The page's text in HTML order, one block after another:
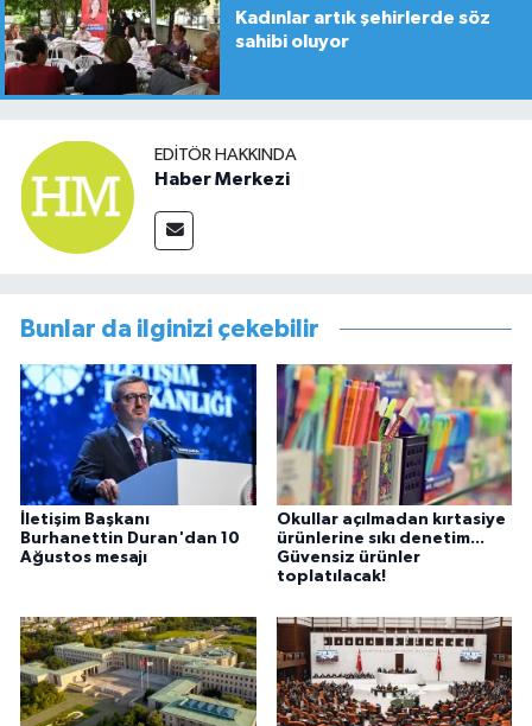
Kadınlar artık şehirlerde söz
sahibi oluyor
EDITÖR HAKKINDA
Haber Merkezi
Bunlar da ilginizi çekebilir
İletişim Başkanı
Burhanettin Duran'dan 10
Ağustos mesajı
Okullar açılmadan kırtasiye
ürünlerine sıkı denetim...
Güvensiz ürünler
toplatılacak!